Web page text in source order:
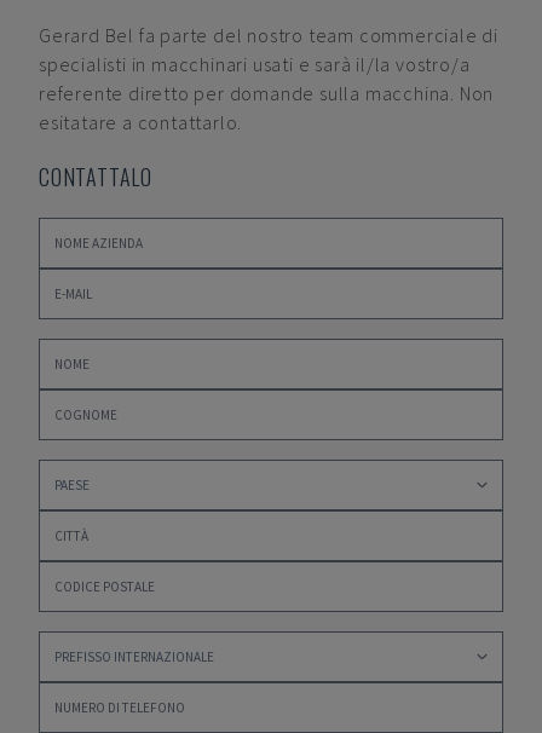
Gerard Bel fa parte del nostro team commerciale di
specialisti in macchinari usati e sarà il/la vostro/a
referente diretto per domande sulla macchina. Non
esitatare a contattarlo.
CONTATTALO